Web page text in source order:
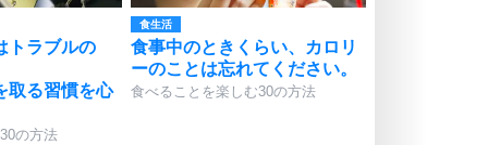
トラブルの
取る習慣を心
の方法
食生活
食事中のときくらい、カロリ
ーのことは忘れてください。
食べることを楽しむ30の方法